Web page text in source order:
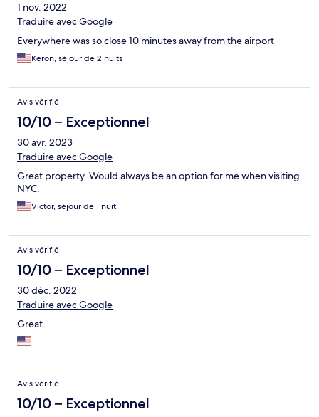
1 nov. 2022
Traduire avec Google
Everywhere was so close 10 minutes away from the airport
Keron, séjour de 2 nuits
Avis vérifié
10/10 – Exceptionnel
30 avr. 2023
Traduire avec Google
Great property. Would always be an option for me when visiting
NYC.
Victor, séjour de 1 nuit
Avis vérifié
10/10 – Exceptionnel
30 déc. 2022
Traduire avec Google
Great
Avis vérifié
10/10 – Exceptionnel